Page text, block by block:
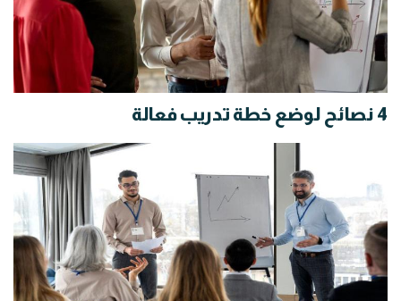
4 نصائح لوضع خطة تدريب فعالة